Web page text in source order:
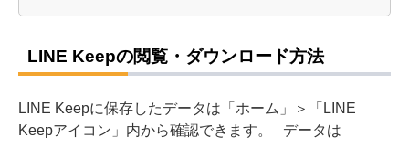
LINE Keepの閲覧・ダウンロード方法
LINE Keepに保存したデータは「ホーム」＞「LINE
Keepアイコン」内から確認できます。
データは